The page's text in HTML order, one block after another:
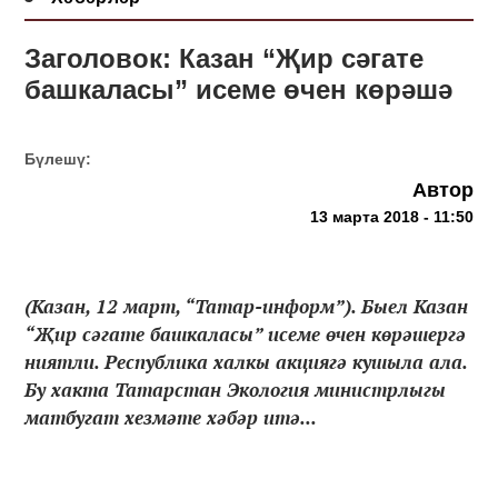
Заголовок: Казан “Җир сәгате
башкаласы” исеме өчен көрәшә
Бүлешү:
Автор
13 марта 2018 - 11:50
(Казан, 12 март, “Татар-информ”). Быел Казан
“Җир сәгате башкаласы” исеме өчен көрәшергә
ниятли. Республика халкы акциягә кушыла ала.
Бу хакта Татарстан Экология министрлыгы
матбугат хезмәте хәбәр итә...